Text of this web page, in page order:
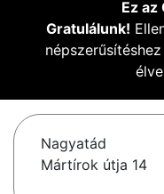
Ez az
Gratulálunk!
Nagyatád
Mártírok útja 14